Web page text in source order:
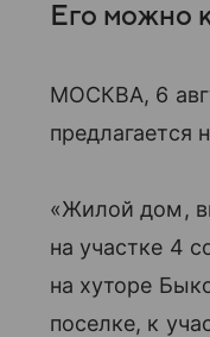
Его можно
МОСКВА, 6
предлагается
«Жилой дом,
на участке 4
на хуторе
поселке, к